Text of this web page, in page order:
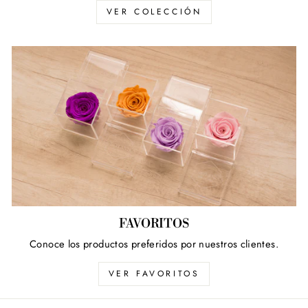
VER COLECCIÓN
FAVORITOS
Conoce los productos preferidos por nuestros clientes.
VER FAVORITOS